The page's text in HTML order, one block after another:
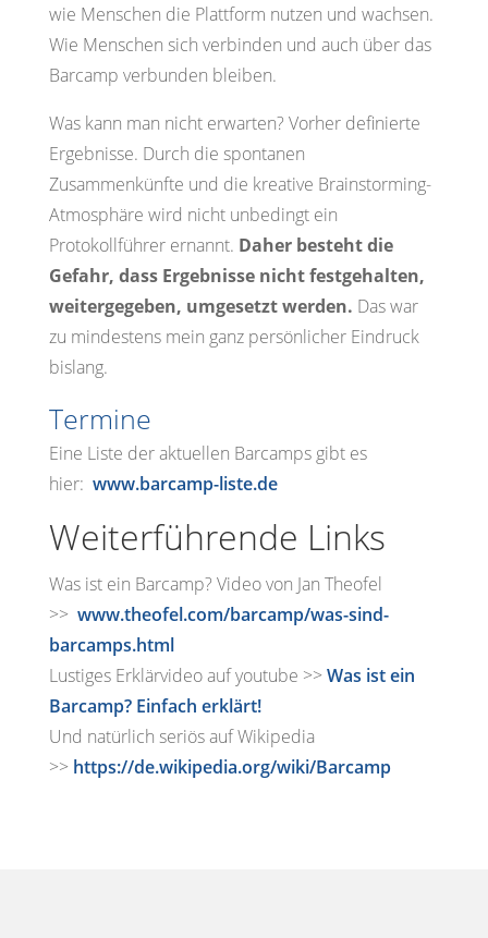
wie Menschen die Plattform nutzen und wachsen.
Wie Menschen sich verbinden und auch über das
Barcamp verbunden bleiben.
Was kann man nicht erwarten? Vorher definierte
Ergebnisse. Durch die spontanen
Zusammenkünfte und die kreative Brainstorming-
Atmosphäre wird nicht unbedingt ein
Protokollführer ernannt. Daher besteht die
Gefahr, dass Ergebnisse nicht festgehalten,
weitergegeben, umgesetzt werden. Das war
zu mindestens mein ganz persönlicher Eindruck
bislang.
Termine
Eine Liste der aktuellen Barcamps gibt es
hier: www.barcamp-liste.de
Weiterführende Links
Was ist ein Barcamp? Video von Jan Theofel
>> www.theofel.com/barcamp/was-sind-
barcamps.html
Lustiges Erklärvideo auf youtube >>Was ist ein
Barcamp? Einfach erklärt!
Und natürlich seriös auf Wikipedia
>> https://de.wikipedia.org/wiki/Barcamp